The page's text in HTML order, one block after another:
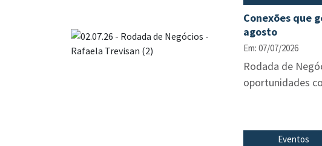
Conexões que
agosto
Em: 07/07/2026
Rodada de
oportunidades
Eventos